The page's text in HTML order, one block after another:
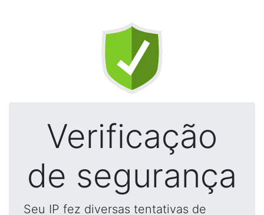
Verificação
de segurança
Seu IP fez diversas tentativas de